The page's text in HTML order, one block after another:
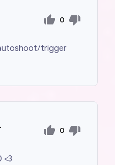
0
trigger
0
<3